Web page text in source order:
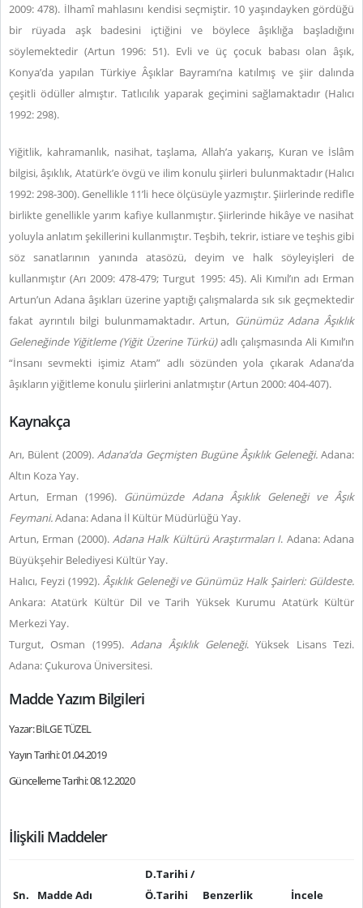
2009: 478). İlhamî mahlasını kendisi seçmiştir. 10 yaşındayken gördüğü
bir rüyada aşk badesini içtiğini ve böylece âşıklığa başladığını
söylemektedir (Artun 1996: 51). Evli ve üç çocuk babası olan âşık,
Konya’da yapılan Türkiye Âşıklar Bayramı’na katılmış ve şiir dalında
çeşitli ödüller almıştır. Tatlıcılık yaparak geçimini sağlamaktadır (Halıcı
1992: 298).
Yiğitlik, kahramanlık, nasihat, taşlama, Allah’a yakarış, Kuran ve İslâm
bilgisi, âşıklık, Atatürk’e övgü ve ilim konulu şiirleri bulunmaktadır (Halıcı
1992: 298-300). Genellikle 11’li hece ölçüsüyle yazmıştır. Şiirlerinde redifle
birlikte genellikle yarım kafiye kullanmıştır. Şiirlerinde hikâye ve nasihat
yoluyla anlatım şekillerini kullanmıştır. Teşbih, tekrir, istiare ve teşhis gibi
söz sanatlarının yanında atasözü, deyim ve halk söyleyişleri de
kullanmıştır (Arı 2009: 478-479; Turgut 1995: 45). Ali Kımıl’ın adı Erman
Artun’un Adana âşıkları üzerine yaptığı çalışmalarda sık sık geçmektedir
fakat ayrıntılı bilgi bulunmamaktadır. Artun, Günümüz Adana Âşıklık
Geleneğinde Yiğitleme (Yiğit Üzerine Türkü)adlı çalışmasında Ali Kımıl’ın
“İnsanı sevmekti işimiz Atam” adlı sözünden yola çıkarak Adana’da
âşıkların yiğitleme konulu şiirlerini anlatmıştır (Artun 2000: 404-407).
Kaynakça
Arı, Bülent (2009).Adana’da Geçmişten Bugüne Âşıklık Geleneği.Adana:
Altın Koza Yay.
Artun, Erman (1996). Günümüzde Adana Âşıklık Geleneği ve Âşık
Feymani.Adana: Adana İl Kültür Müdürlüğü Yay.
Artun, Erman (2000). Adana Halk Kültürü Araştırmaları I. Adana: Adana
Büyükşehir Belediyesi Kültür Yay.
Halıcı, Feyzi (1992). Âşıklık Geleneği ve Günümüz Halk Şairleri: Güldeste.
Ankara: Atatürk Kültür Dil ve Tarih Yüksek Kurumu Atatürk Kültür
Merkezi Yay.
Turgut, Osman (1995).Adana Âşıklık Geleneği. Yüksek Lisans Tezi.
Adana: Çukurova Üniversitesi.
Madde Yazım Bilgileri
Yazar: BİLGE TÜZEL
Yayın Tarihi: 01.04.2019
Güncelleme Tarihi: 08.12.2020
İlişkili Maddeler
Sn. Madde Adı
D.Tarihi /
Ö.Tarihi
Benzerlik
İncele